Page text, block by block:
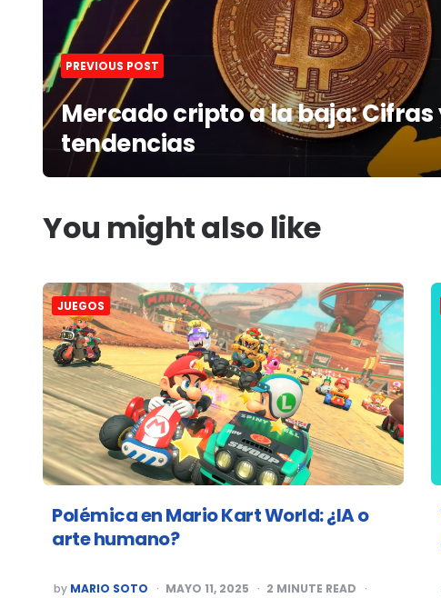
PREVIOUS POST
Mercado cripto a la baja: Cifras
tendencias
You might also like
JUEGOS
Polémica en Mario Kart World: ¿IA o
arte humano?
POSTED
by MARIO SOTO MAYO 11, 2025 2 MINUTE READ